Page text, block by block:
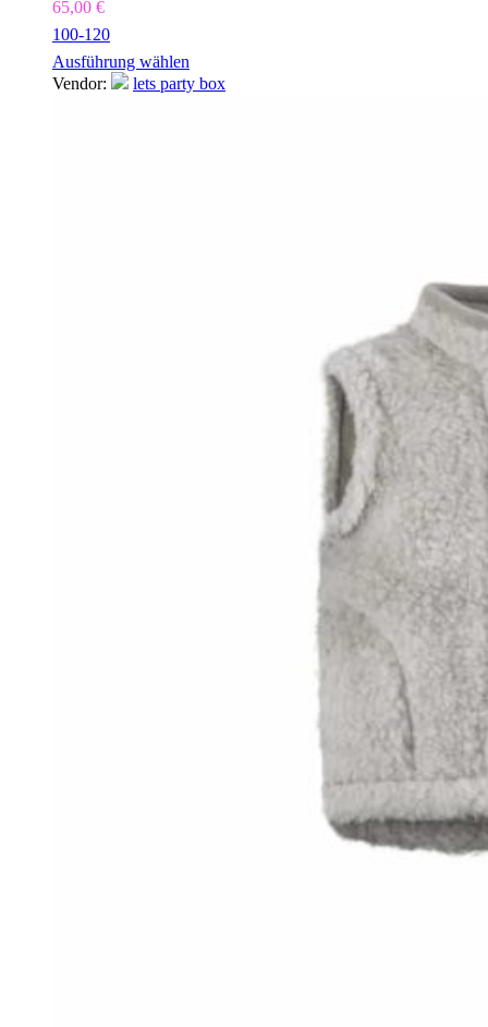
65,00 €
100-120
Ausführung wählen
Vendor:
lets party box